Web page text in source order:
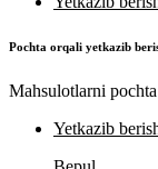
Pochta orqali yetkazib
Mahsulotlarni
Yetkazib